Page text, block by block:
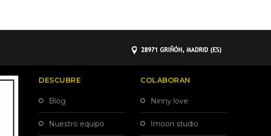
DESCUBRE
blog
nuestro equipo
COLABORAN
ninny love
imoon studio